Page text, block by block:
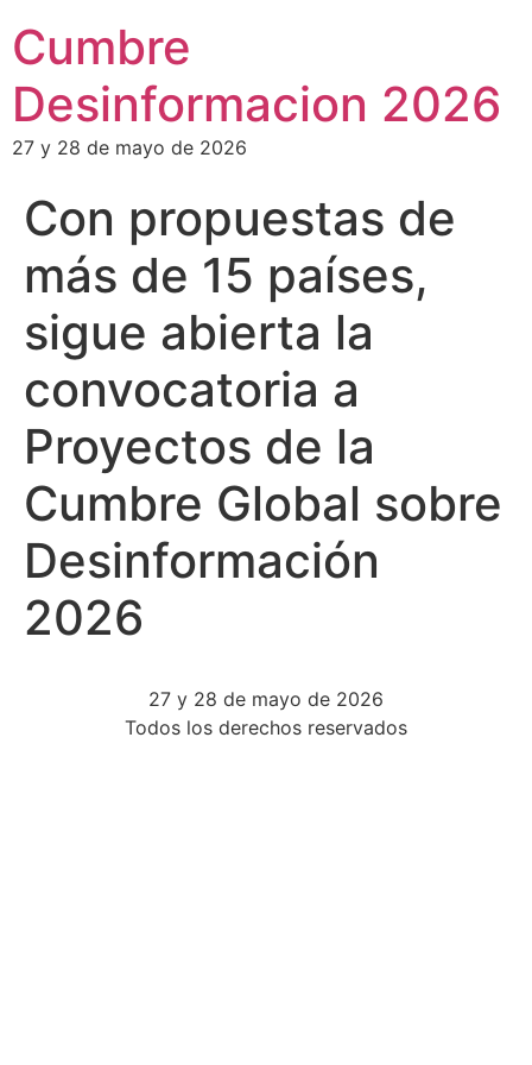
Cumbre
Desinformacion 2026
27 y 28 de mayo de 2026
Con propuestas de
más de 15 países,
sigue abierta la
convocatoria a
Proyectos de la
Cumbre Global sobre
Desinformación
2026
27 y 28 de mayo de 2026
Todos los derechos reservados